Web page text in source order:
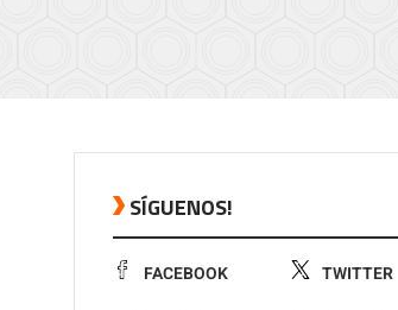
SÍGUENOS!
FACEBOOK TWITTER